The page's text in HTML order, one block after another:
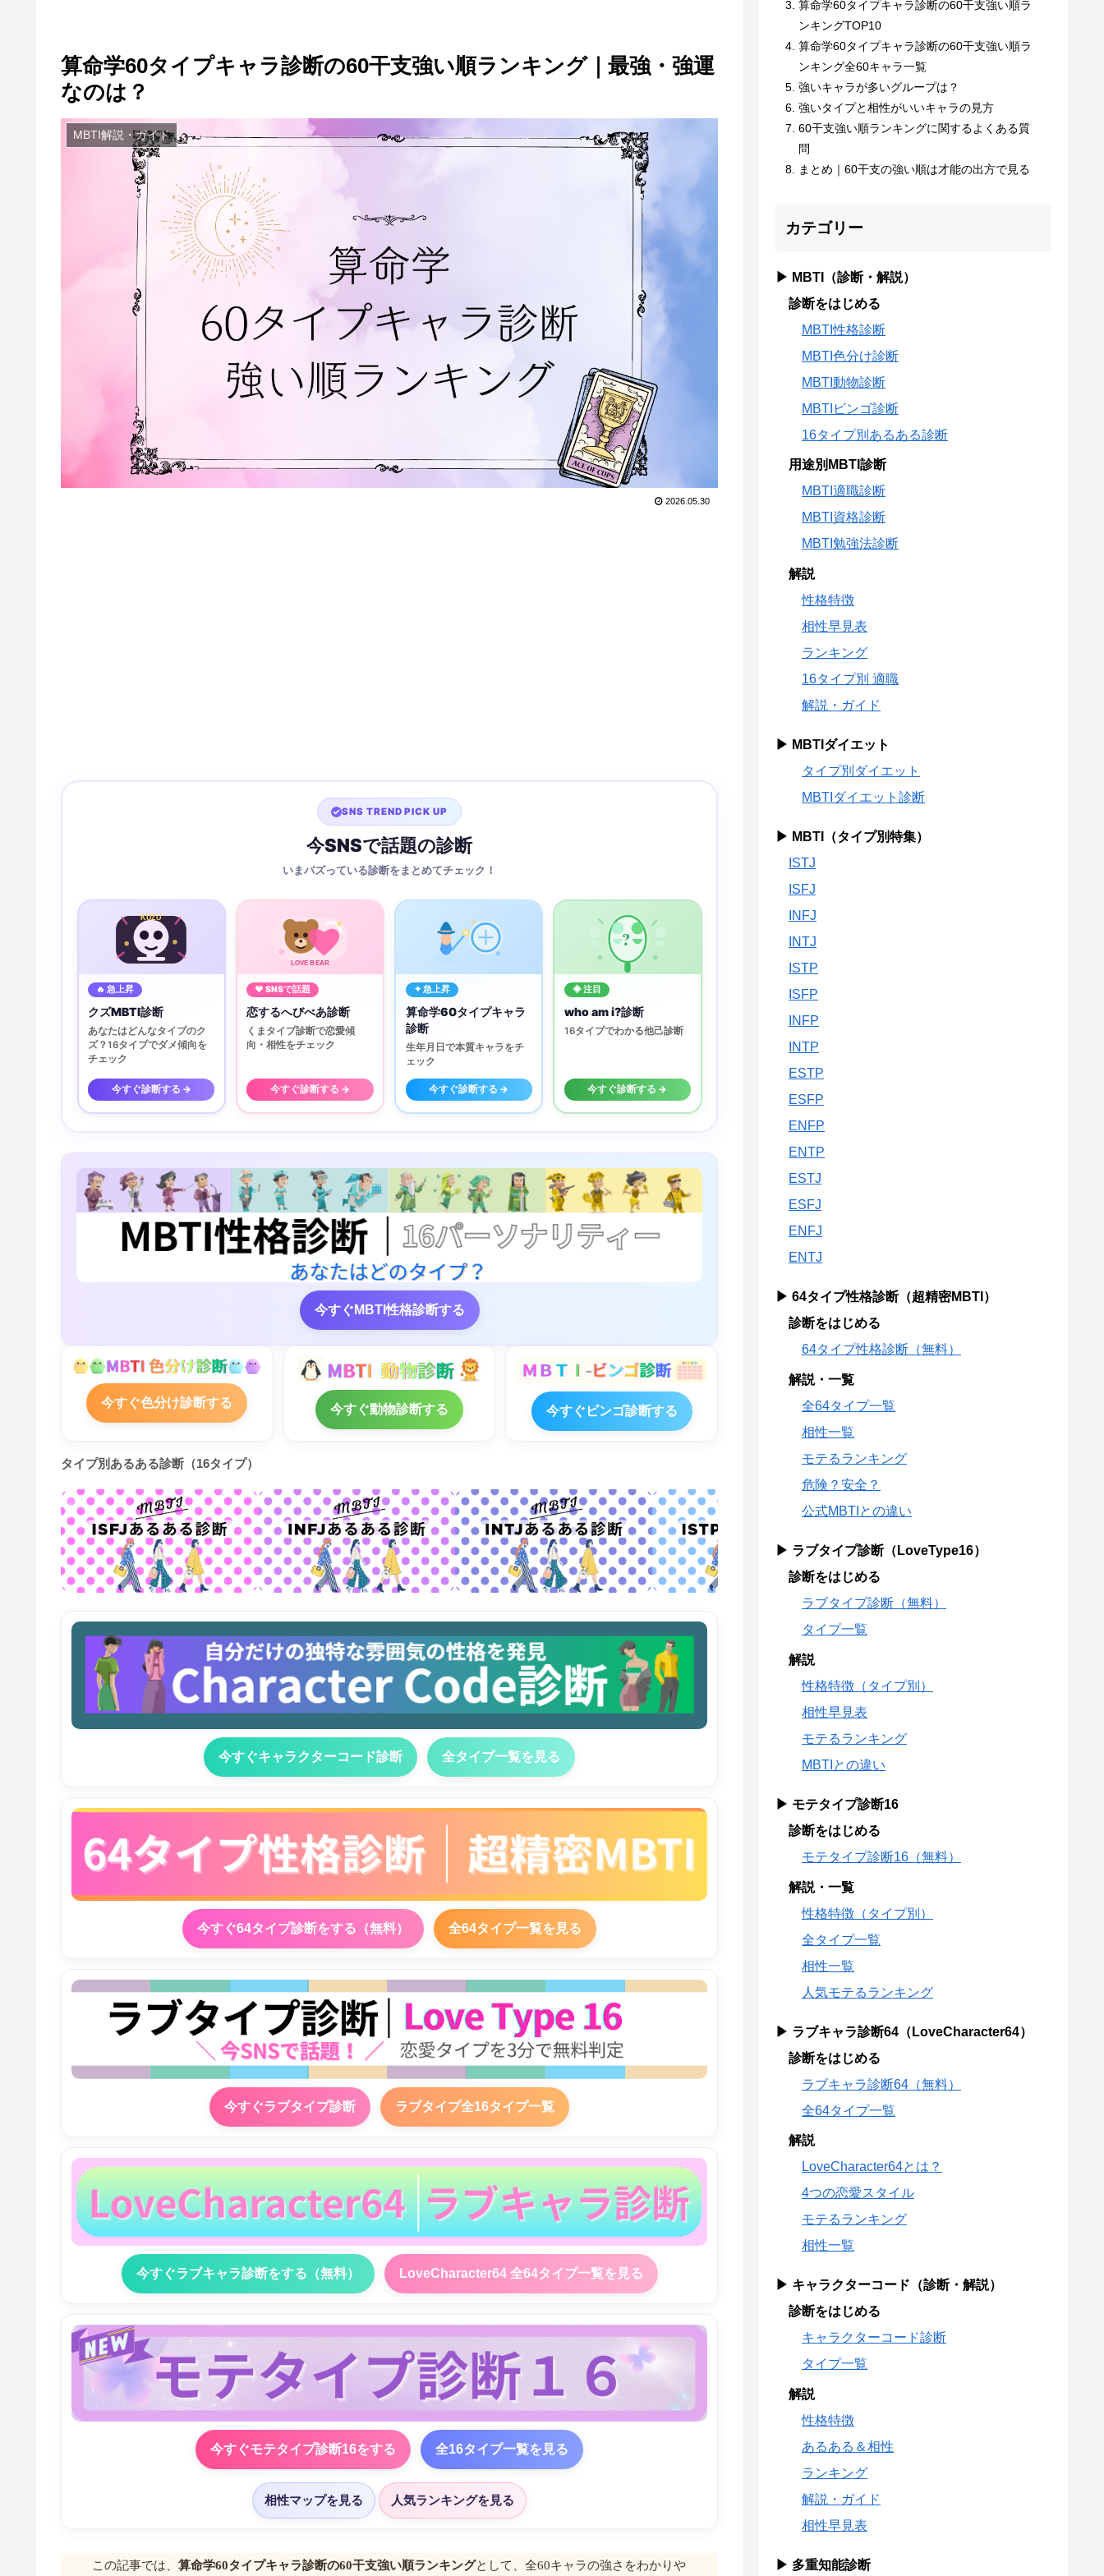
算命学60タイプキャラ診断の60干支強い順ランキング｜最強・強運
なのは？
MBTI解説・ガイド
2026.05.30
SNS TREND PICK UP
今SNSで話題の診断
いまバズっている診断をまとめてチェック！
KUZU
🔥 急上昇
クズMBTI診断
あなたはどんなタイプのク
ズ？16タイプでダメ傾向を
チェック
今すぐ診断する →
LOVE BEAR
♥ SNSで話題
恋するへびべあ診断
くまタイプ診断で恋愛傾
向・相性をチェック
今すぐ診断する →
✦ 急上昇
算命学60タイプキャラ
診断
生年月日で本質キャラをチ
ェック
今すぐ診断する →
?
◈ 注目
who am i?診断
16タイプでわかる他己診断
今すぐ診断する →
今すぐMBTI性格診断する
今すぐ色分け診断する 今すぐ動物診断する 今すぐビンゴ診断する
タイプ別あるある診断（16タイプ）
今すぐキャラクターコード診断 全タイプ一覧を見る
今すぐ64タイプ診断をする（無料） 全64タイプ一覧を見る
今すぐラブタイプ診断 ラブタイプ全16タイプ一覧
今すぐラブキャラ診断をする（無料） LoveCharacter64 全64タイプ一覧を見る
今すぐモテタイプ診断16をする 全16タイプ一覧を見る
相性マップを見る 人気ランキングを見る
この記事では、 算命学60タイプキャラ診断の60干支強い順ランキングとして、全60キャラの強さをわかりや
算命学60タイプキャラ診断の60干支強い順ラ
ンキングTOP10
算命学60タイプキャラ診断の60干支強い順ラ
ンキング全60キャラ一覧
強いキャラが多いグループは？
強いタイプと相性がいいキャラの見方
60干支強い順ランキングに関するよくある質
問
まとめ｜60干支の強い順は才能の出方で見る
カテゴリー
▶ MBTI（診断・解説）
診断をはじめる
MBTI性格診断
MBTI色分け診断
MBTI動物診断
MBTIビンゴ診断
16タイプ別あるある診断
用途別MBTI診断
MBTI適職診断
MBTI資格診断
MBTI勉強法診断
解説
性格特徴
相性早見表
ランキング
16タイプ別 適職
解説・ガイド
▶ MBTIダイエット
タイプ別ダイエット
MBTIダイエット診断
▶ MBTI（タイプ別特集）
ISTJ
ISFJ
INFJ
INTJ
ISTP
ISFP
INFP
INTP
ESTP
ESFP
ENFP
ENTP
ESTJ
ESFJ
ENFJ
ENTJ
▶ 64タイプ性格診断（超精密MBTI）
診断をはじめる
64タイプ性格診断（無料）
解説・一覧
全64タイプ一覧
相性一覧
モテるランキング
危険？安全？
公式MBTIとの違い
▶ ラブタイプ診断（LoveType16）
診断をはじめる
ラブタイプ診断（無料）
タイプ一覧
解説
性格特徴（タイプ別）
相性早見表
モテるランキング
MBTIとの違い
▶ モテタイプ診断16
診断をはじめる
モテタイプ診断16（無料）
解説・一覧
性格特徴（タイプ別）
全タイプ一覧
相性一覧
人気モテるランキング
▶ ラブキャラ診断64（LoveCharacter64）
診断をはじめる
ラブキャラ診断64（無料）
全64タイプ一覧
解説
LoveCharacter64とは？
4つの恋愛スタイル
モテるランキング
相性一覧
▶ キャラクターコード（診断・解説）
診断をはじめる
キャラクターコード診断
タイプ一覧
解説
性格特徴
あるある＆相性
ランキング
解説・ガイド
相性早見表
▶ 多重知能診断